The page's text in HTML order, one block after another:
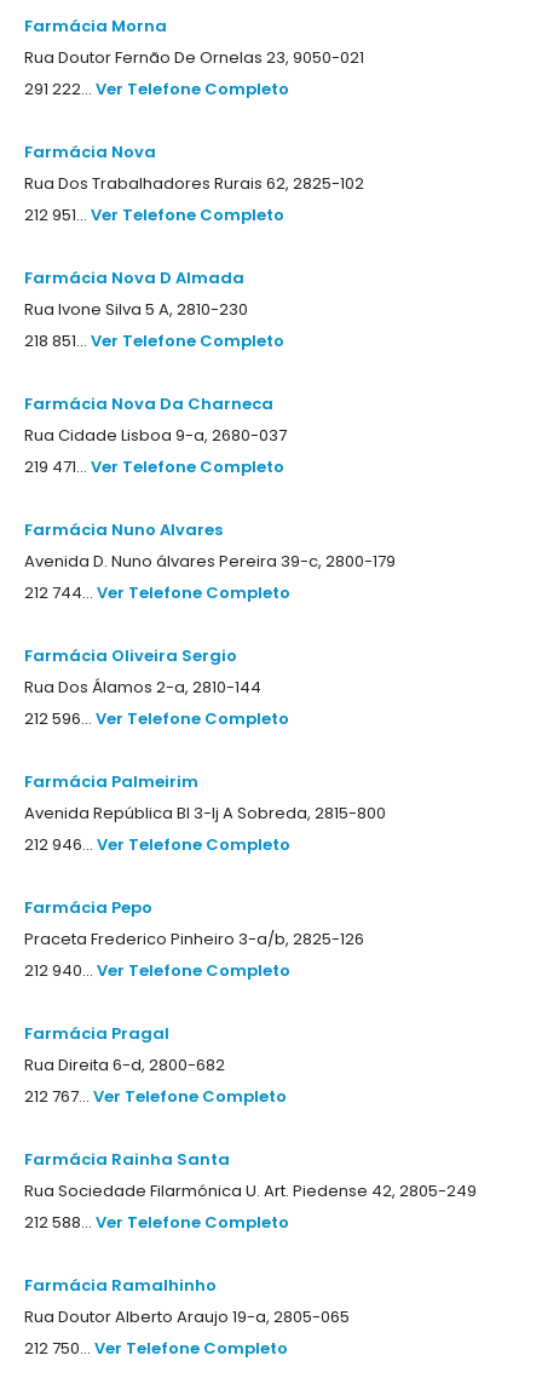
Farmácia Morna
Rua Doutor Fernão De Ornelas 23, 9050-021
291 222... Ver Telefone Completo
Farmácia Nova
Rua Dos Trabalhadores Rurais 62, 2825-102
212 951... Ver Telefone Completo
Farmácia Nova D Almada
Rua Ivone Silva 5 A, 2810-230
218 851... Ver Telefone Completo
Farmácia Nova Da Charneca
Rua Cidade Lisboa 9-a, 2680-037
219 471... Ver Telefone Completo
Farmácia Nuno Alvares
Avenida D. Nuno álvares Pereira 39-c, 2800-179
212 744... Ver Telefone Completo
Farmácia Oliveira Sergio
Rua Dos Álamos 2-a, 2810-144
212 596... Ver Telefone Completo
Farmácia Palmeirim
Avenida República Bl 3-lj A Sobreda, 2815-800
212 946... Ver Telefone Completo
Farmácia Pepo
Praceta Frederico Pinheiro 3-a/b, 2825-126
212 940... Ver Telefone Completo
Farmácia Pragal
Rua Direita 6-d, 2800-682
212 767... Ver Telefone Completo
Farmácia Rainha Santa
Rua Sociedade Filarmónica U. Art. Piedense 42, 2805-249
212 588... Ver Telefone Completo
Farmácia Ramalhinho
Rua Doutor Alberto Araujo 19-a, 2805-065
212 750... Ver Telefone Completo